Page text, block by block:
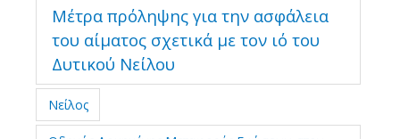
Μέτρα πρόληψης για την ασφάλεια
του αίματος σχετικά με τον ιό του
Δυτικού Νείλου
Νείλος